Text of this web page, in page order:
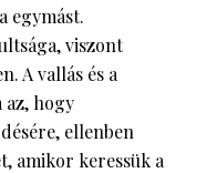
egymást.
viszont
A vallás és a
az, hogy
ellenben
amikor keressük a